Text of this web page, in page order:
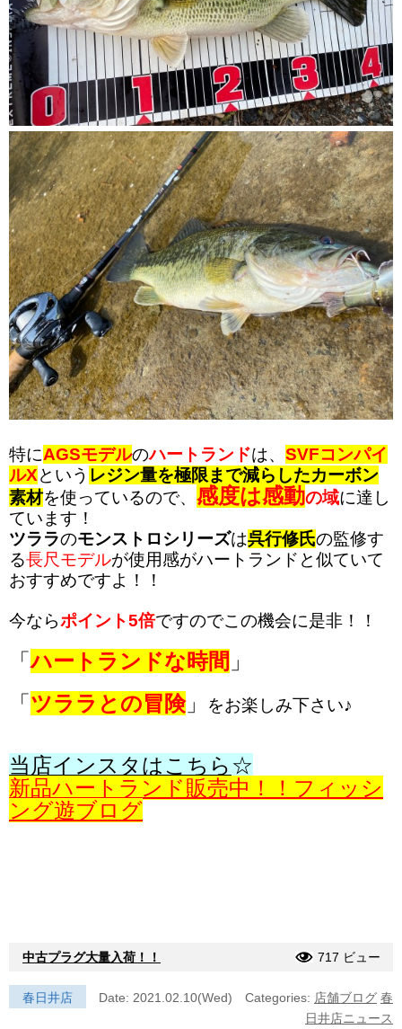
特にAGSモデルのハートランドは、 SVFコンパイ
ルXという レジン量を極限まで減らしたカーボン
素材を使っているので、 感度は感動の域に達し
ています！
ツララのモンストロシリーズは呉行修氏の監修す
る長尺モデルが使用感がハートランドと似ていて
おすすめですよ！！
今ならポイント5倍ですのでこの機会に是非！！
「ハートランドな時間 」
「 ツララとの冒険」 をお楽しみ下さい♪
当店インスタはこちら☆
新品ハートランド販売中！！フィッシ
ング遊ブログ
中古プラグ大量入荷！！ 717 ビュー
春日井店 Date: 2021.02.10(Wed) Categories: 店舗ブログ 春
日井店ニュース